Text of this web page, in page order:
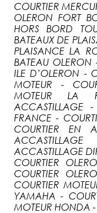
COURTIER
OLERON FORT
HORS BORD
BATEAUX DE
PLAISANCE LA
BATEAU OLERON
ILE D’OLERON -
MOTEUR -
MOTEUR LA
ACCASTILLAGE
FRANCE -
COURTIER EN
ACCASTILLAGE
COURTIER
COURTIER
COURTIER
YAMAHA -
MOTEUR HONDA -